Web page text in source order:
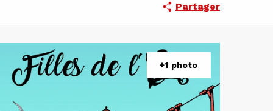
Partager
+1 photo